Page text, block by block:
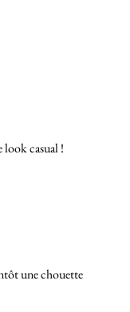
look casual !
une chouette